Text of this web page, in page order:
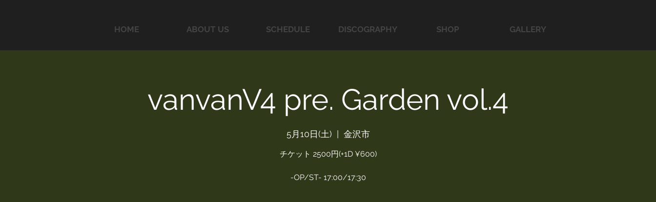
HOME ABOUT US SCHEDULE DISCOGRAPHY SHOP GALLERY
vanvanV4 pre. Garden vol.4
5月10日(土) 金沢市
チケット 2500円(+1D ¥600)